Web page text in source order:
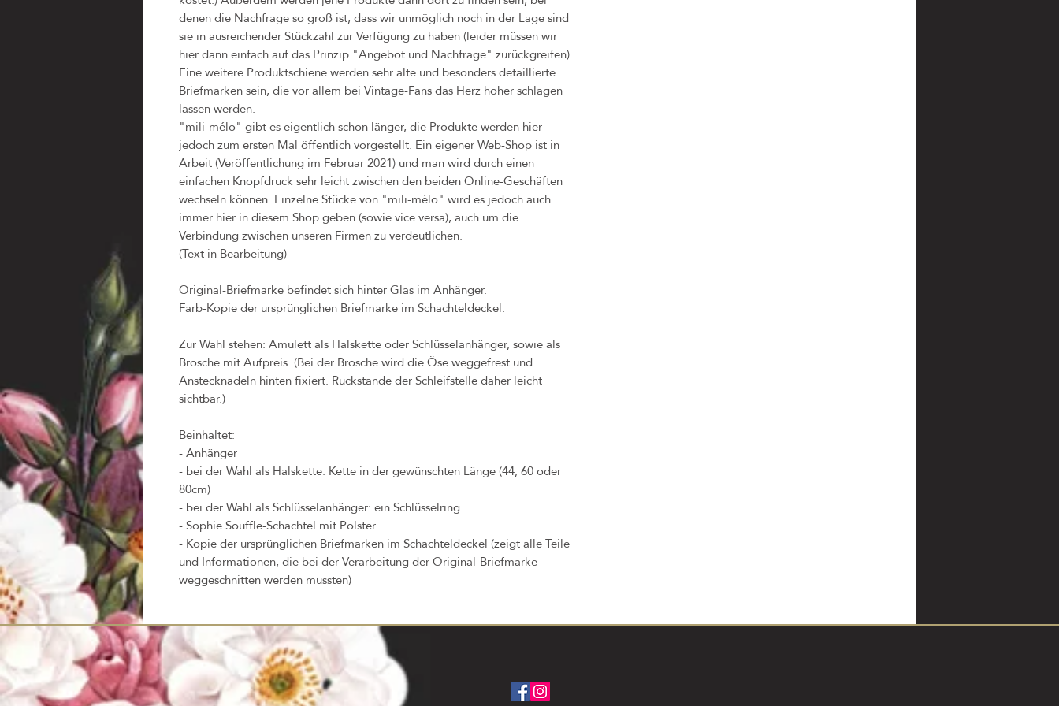
denen die Nachfrage so groß ist, dass wir unmöglich noch in der Lage sind
sie in ausreichender Stückzahl zur Verfügung zu haben (leider müssen wir
hier dann einfach auf das Prinzip "Angebot und Nachfrage" zurückgreifen).
Eine weitere Produktschiene werden sehr alte und besonders detaillierte
Briefmarken sein, die vor allem bei Vintage-Fans das Herz höher schlagen
lassen werden.
"mili-mélo" gibt es eigentlich schon länger, die Produkte werden hier
jedoch zum ersten Mal öffentlich vorgestellt. Ein eigener Web-Shop ist in
Arbeit (Veröffentlichung im Februar 2021) und man wird durch einen
einfachen Knopfdruck sehr leicht zwischen den beiden Online-Geschäften
wechseln können. Einzelne Stücke von "mili-mélo" wird es jedoch auch
immer hier in diesem Shop geben (sowie vice versa), auch um die
Verbindung zwischen unseren Firmen zu verdeutlichen.
(Text in Bearbeitung)
Original-Briefmarke befindet sich hinter Glas im Anhänger.
Farb-Kopie der ursprünglichen Briefmarke im Schachteldeckel.
Zur Wahl stehen: Amulett als Halskette oder Schlüsselanhänger, sowie als
Brosche mit Aufpreis. (Bei der Brosche wird die Öse weggefrest und
Anstecknadeln hinten fixiert. Rückstände der Schleifstelle daher leicht
sichtbar.)
Beinhaltet:
- Anhänger
- bei der Wahl als Halskette: Kette in der gewünschten Länge (44, 60 oder
80cm)
- bei der Wahl als Schlüsselanhänger: ein Schlüsselring
- Sophie Souffle-Schachtel mit Polster
- Kopie der ursprünglichen Briefmarken im Schachteldeckel (zeigt alle Teile
und Informationen, die bei der Verarbeitung der Original-Briefmarke
weggeschnitten werden mussten)